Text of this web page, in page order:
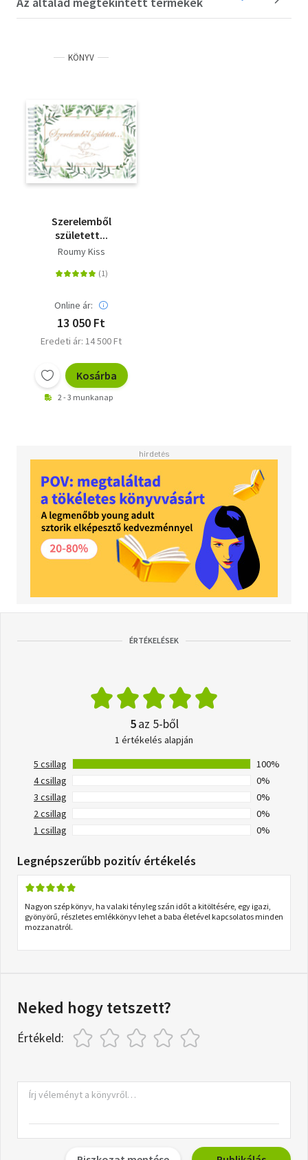
KÖNYV
Szerelemből
született...
Roumy Kiss
Online ár:
13 050 Ft
Eredeti ár: 14 500 Ft
Kosárba
2 - 3 munkanap
ÉRTÉKELÉSEK
5az 5-ből
1 értékelés alapján
5 csillag
100%
4 csillag
0%
3 csillag
0%
2 csillag
0%
1 csillag
0%
Legnépszerűbb pozitív értékelés
Nagyon szép könyv, ha valaki tényleg szán időt a kitöltésére, egy igazi,
gyönyörű, részletes emlékkönyv lehet a baba életével kapcsolatos minden
mozzanatról.
Neked hogy tetszett?
Értékeld: